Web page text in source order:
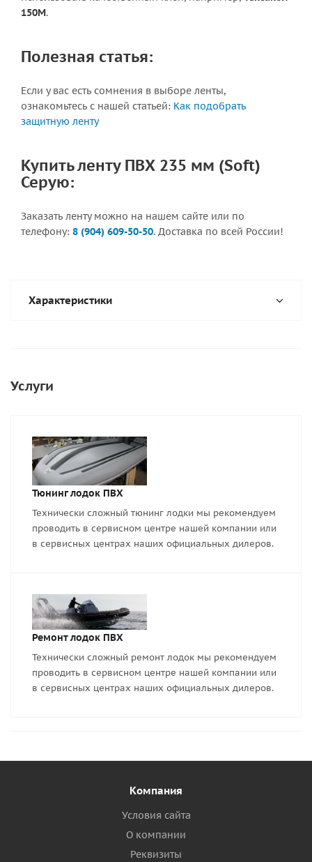
150М.
Полезная статья:
Если у вас есть сомнения в выборе ленты,
ознакомьтесь с нашей статьей: Как подобрать
защитную ленту
Купить ленту ПВХ 235 мм (Soft)
Серую:
Заказать ленту можно на нашем сайте или по
телефону: 8 (904) 609-50-50. Доставка по всей России!
Характеристики
Услуги
Тюнинг лодок ПВХ
Технически сложный тюнинг лодки мы рекомендуем
проводить в сервисном центре нашей компании или
в сервисных центрах наших официальных дилеров.
Ремонт лодок ПВХ
Технически сложный ремонт лодок мы рекомендуем
проводить в сервисном центре нашей компании или
в сервисных центрах наших официальных дилеров.
Компания
Условия сайта
О компании
Реквизиты